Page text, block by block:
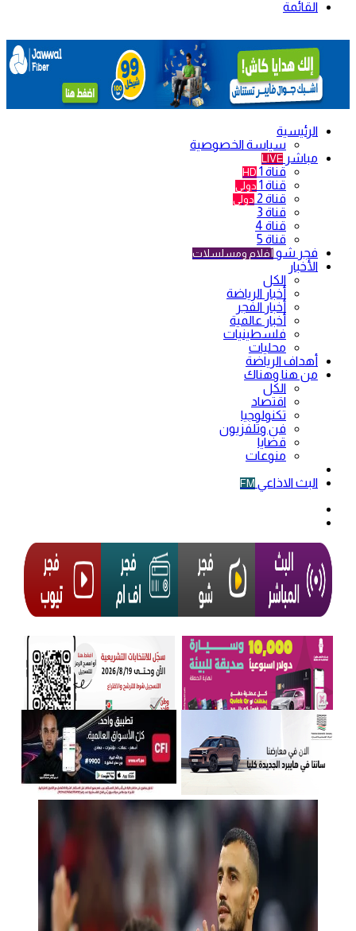
القائمة
الرئيسية
سياسة الخصوصية
مباشر LIVE
قناة 1 HD
قناة 1 دولي
قناة 2 دولي
قناة 3
قناة 4
قناة 5
فجر شو أفلام ومسلسلات
الأخبار
الكل
أخبار الرياضة
أخبار الفجر
أخبار عالمية
فلسطينيات
محليات
أهداف الرياضة
من هنا وهناك
الكل
اقتصاد
تكنولوجيا
فن وتلفزيون
قضايا
منوعات
البث الاذاعي FM